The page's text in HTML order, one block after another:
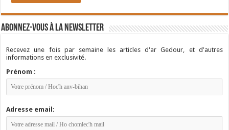
Abonnez-vous à la newsletter
Recevez une fois par semaine les articles d'ar Gedour, et d'autres
informations en exclusivité.
Prénom :
Adresse email: